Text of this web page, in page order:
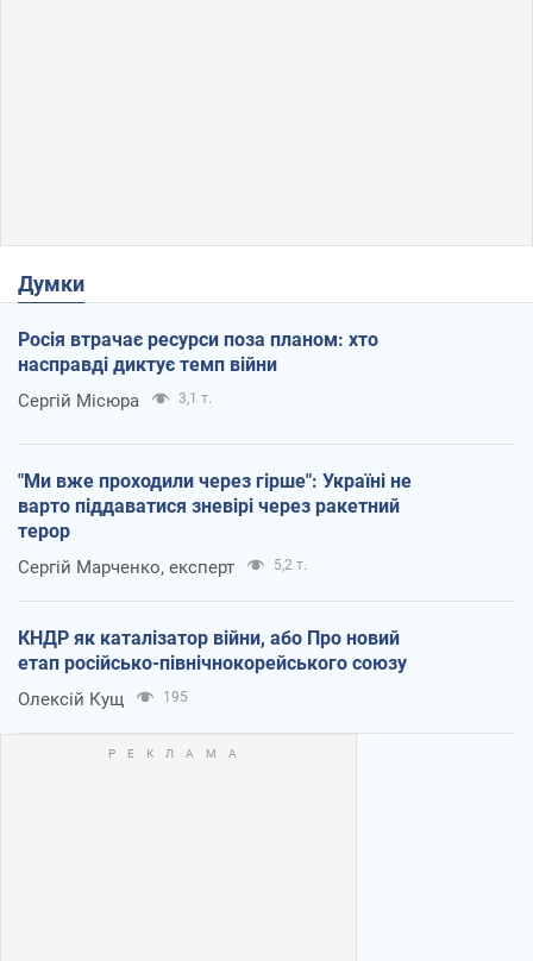
Думки
Росія втрачає ресурси поза планом: хто
насправді диктує темп війни
Сергій Місюра 3,1 т.
"Ми вже проходили через гірше": Україні не
варто піддаватися зневірі через ракетний
терор
Сергій Марченко, експерт 5,2 т.
КНДР як каталізатор війни, або Про новий
етап російсько-північнокорейського союзу
Олексій Кущ 195